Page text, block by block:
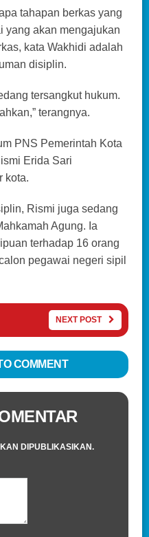
tahapan berkas yang
yang akan mengajukan
kata Wakhidi adalah
disiplin.
tersangkut hukum.
terangnya.
PNS Pemerintah Kota
Erida Sari
kota.
Rismi juga sedang
Agung. Ia
terhadap 16 orang
pegawai negeri sipil
NEXT POST
COMMENT
DIPUBLIKASIKAN.